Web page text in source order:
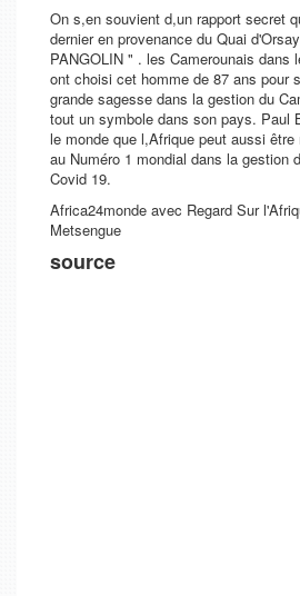
On s,en souvient d,un rapport secret
dernier en provenance du Quai
PANGOLIN " . les Camerounais dans
ont choisi cet homme de 87 ans pour
grande sagesse dans la gestion du
tout un symbole dans son pays. Paul
le monde que l,Afrique peut aussi
au Numéro 1 mondial dans la gestion
Covid 19.
Africa24monde avec Regard Sur
Metsengue
source